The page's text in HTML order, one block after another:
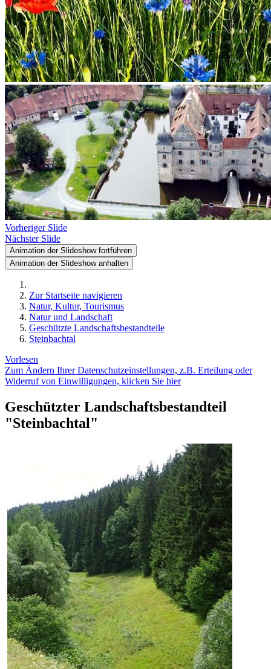
Vorheriger Slide
Nächster Slide
Animation der Slideshow fortführen
Animation der Slideshow anhalten
Zur Startseite navigieren
Natur, Kultur, Tourismus
Natur und Landschaft
Geschützte Landschaftsbestandteile
Steinbachtal
Vorlesen
Zum Ändern Ihrer Datenschutzeinstellungen, z.B. Erteilung oder
Widerruf von Einwilligungen, klicken Sie hier
Geschützter Landschaftsbestandteil
"Steinbachtal"